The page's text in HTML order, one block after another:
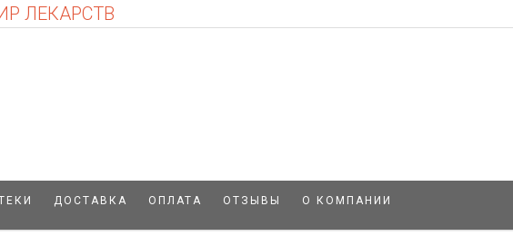
ЛЕКАРСТВ
ДОСТАВКА ОПЛАТА ОТЗЫВЫ О КОМПАНИИ